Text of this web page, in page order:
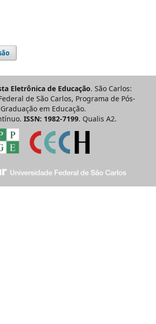
Eletrônica de Educação. São Carlos:
de São Carlos, Programa de Pós-
Graduação em Educação.
ISSN: 1982-7199. Qualis A2.